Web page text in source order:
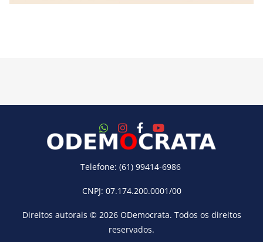
Telefone: (61) 99414-6986
CNPJ: 07.174.200.0001/00
Direitos autorais © 2026 ODemocrata. Todos os direitos
reservados.